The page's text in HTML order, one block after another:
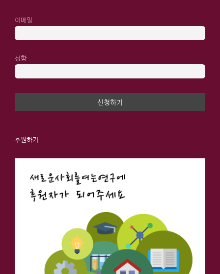
이메일
성함
후원하기